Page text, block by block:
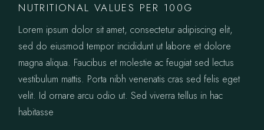
NUTRITIONAL VALUES PER 100G
Lorem ipsum dolor sit amet, consectetur adipiscing elit,
sed do eiusmod tempor incididunt ut labore et dolore
magna aliqua. Faucibus et molestie ac feugiat sed lectus
vestibulum mattis. Porta nibh venenatis cras sed felis eget
velit. Id ornare arcu odio ut. Sed viverra tellus in hac
habitasse